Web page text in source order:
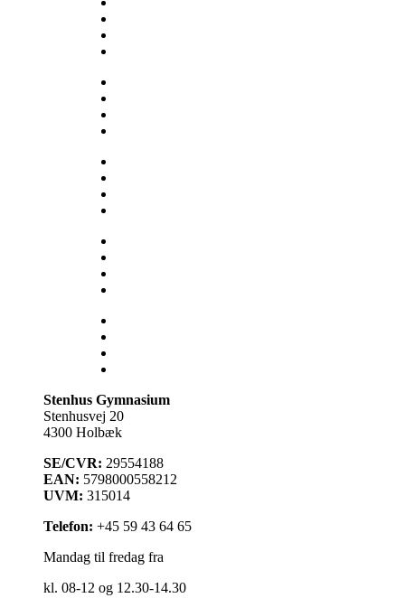
Stenhus Gymnasium
Stenhusvej 20
4300 Holbæk
SE/CVR: 29554188
EAN: 5798000558212
UVM: 315014
Telefon: +45 59 43 64 65
Mandag til fredag fra
kl. 08-12 og 12.30-14.30